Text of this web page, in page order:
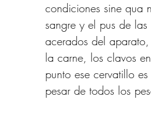
condiciones sine qua
sangre y el pus de
acerados del
la carne, los clavos
punto ese cervatillo
pesar de todos los